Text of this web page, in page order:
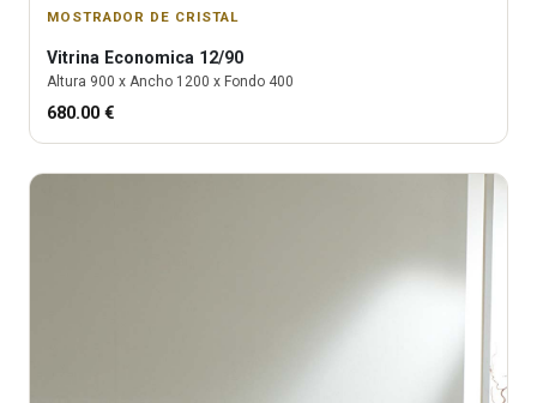
MOSTRADOR DE CRISTAL
Vitrina Economica 12/90
Altura 900 x Ancho 1200 x Fondo 400
680.00 €